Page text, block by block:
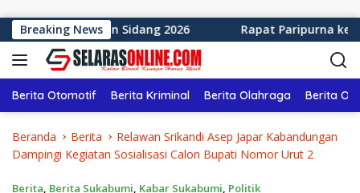
Breaking News
Tahun Sidang 2026 Rapat Paripurna ke-12 DPRD
Berita Otomotif Berita Kriminal Berita Olahraga Berita
Beranda Berita
Relawan Srikandi Asep Japar Kabandungan
Dampingi Kegiatan Sosialisasi Calon Bupati Nomor Urut 2
Berita, Berita Sukabumi, Kabar Sukabumi, Politik